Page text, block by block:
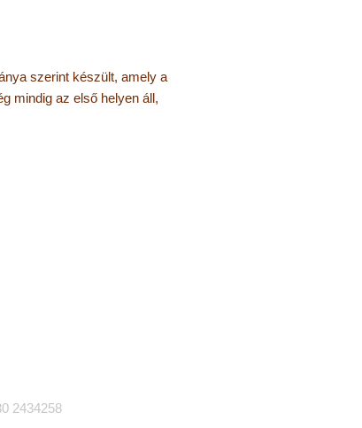
szerint készült, amely a
mindig az első helyen áll,
2434258